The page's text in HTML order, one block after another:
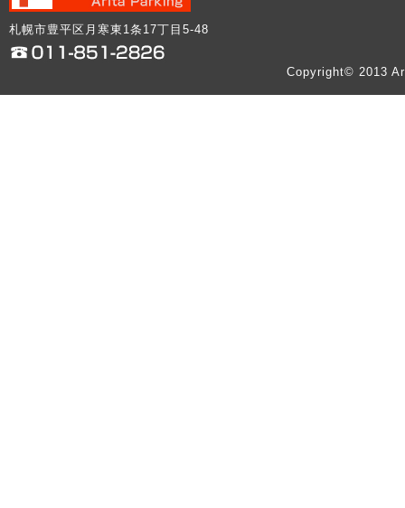
札幌市豊平区月寒東1条17丁目5-48
Copyright© 2013